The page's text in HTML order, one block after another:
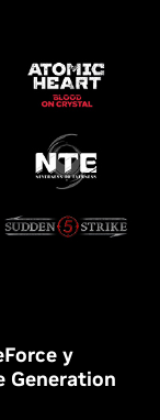
y
Generation